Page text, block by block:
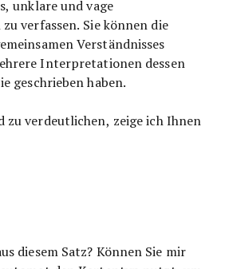
unklare und vage
verfassen. Sie können die
Verständnisses
Interpretationen dessen
geschrieben haben.
zu verdeutlichen, zeige ich Ihnen
diesem Satz? Können Sie mir